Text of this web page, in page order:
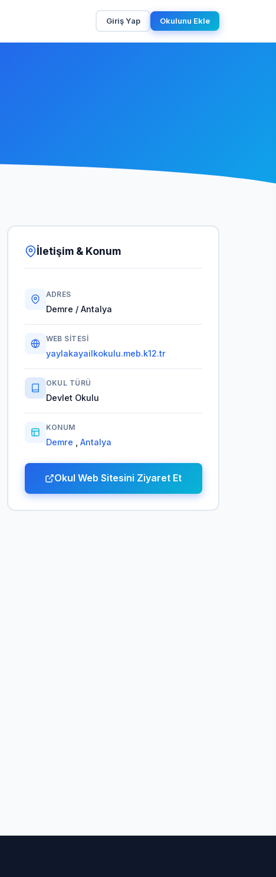
Giriş Yap Okulunu Ekle
İletişim & Konum
ADRES
Demre / Antalya
WEB SITESI
yaylakayailkokulu.meb.k12.tr
OKUL TÜRÜ
Devlet Okulu
KONUM
Demre Antalya
Okul Web Sitesini Ziyaret Et